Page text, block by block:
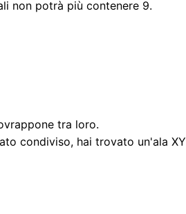
non potrà più contenere 9.
tra loro.
condiviso, hai trovato un'ala XY